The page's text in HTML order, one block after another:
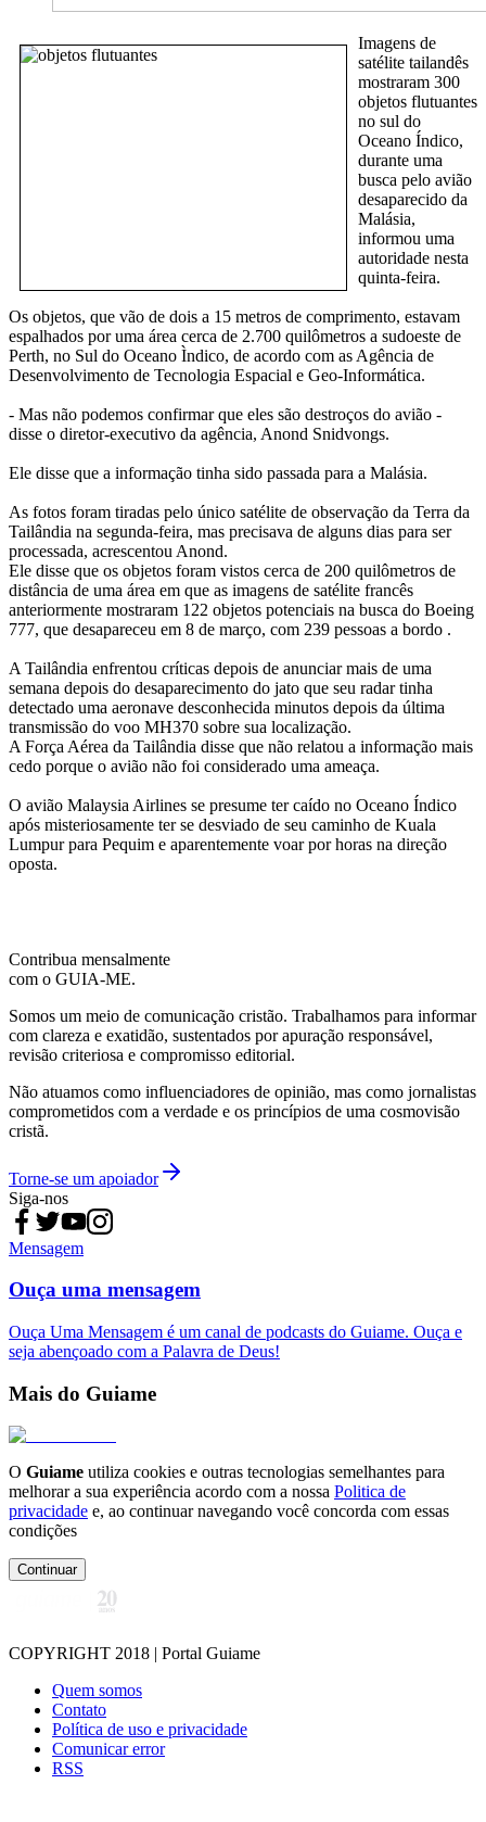
Imagens de
satélite tailandês
mostraram 300
objetos flutuantes
no sul do
Oceano Índico,
durante uma
busca pelo avião
desaparecido da
Malásia,
informou uma
autoridade nesta
quinta-feira.
Os objetos, que vão de dois a 15 metros de comprimento, estavam
espalhados por uma área cerca de 2.700 quilômetros a sudoeste de
Perth, no Sul do Oceano Ìndico, de acordo com as Agência de
Desenvolvimento de Tecnologia Espacial e Geo-Informática.
- Mas não podemos confirmar que eles são destroços do avião -
disse o diretor-executivo da agência, Anond Snidvongs.
Ele disse que a informação tinha sido passada para a Malásia.
As fotos foram tiradas pelo único satélite de observação da Terra da
Tailândia na segunda-feira, mas precisava de alguns dias para ser
processada, acrescentou Anond.
Ele disse que os objetos foram vistos cerca de 200 quilômetros de
distância de uma área em que as imagens de satélite francês
anteriormente mostraram 122 objetos potenciais na busca do Boeing
777, que desapareceu em 8 de março, com 239 pessoas a bordo .
A Tailândia enfrentou críticas depois de anunciar mais de uma
semana depois do desaparecimento do jato que seu radar tinha
detectado uma aeronave desconhecida minutos depois da última
transmissão do voo MH370 sobre sua localização.
A Força Aérea da Tailândia disse que não relatou a informação mais
cedo porque o avião não foi considerado uma ameaça.
O avião Malaysia Airlines se presume ter caído no Oceano Índico
após misteriosamente ter se desviado de seu caminho de Kuala
Lumpur para Pequim e aparentemente voar por horas na direção
oposta.
Contribua mensalmente
com o GUIA-ME.
Somos um meio de comunicação cristão. Trabalhamos para informar
com clareza e exatidão, sustentados por apuração responsável,
revisão criteriosa e compromisso editorial.
Não atuamos como influenciadores de opinião, mas como jornalistas
comprometidos com a verdade e os princípios de uma cosmovisão
cristã.
Torne-se um apoiador
Siga-nos
Mensagem
Ouça uma mensagem
Ouça Uma Mensagem é um canal de podcasts do Guiame. Ouça e
seja abençoado com a Palavra de Deus!
Mais do Guiame
O Guiame utiliza cookies e outras tecnologias semelhantes para
melhorar a sua experiência acordo com a nossa Politica de
privacidade e, ao continuar navegando você concorda com essas
condições
Continuar
COPYRIGHT 2018 | Portal Guiame
Quem somos
Contato
Política de uso e privacidade
Comunicar error
RSS